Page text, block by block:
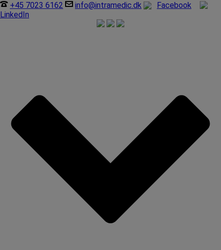
+45 7023 6162 info@intramedic.dk
Facebook
LinkedIn